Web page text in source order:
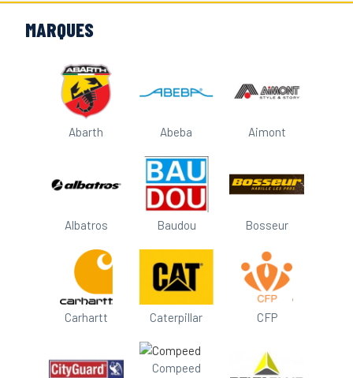
MARQUES
Abarth Abeba Aimont
Albatros Baudou Bosseur
Carhartt Caterpillar CFP
Compeed